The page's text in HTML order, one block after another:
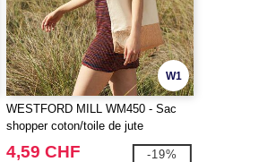
W1
WESTFORD MILL WM450 - Sac
shopper coton/toile de jute
4,59 CHF -19%